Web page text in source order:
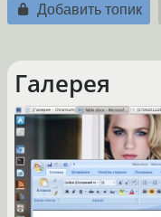
Добавить топик
Галерея